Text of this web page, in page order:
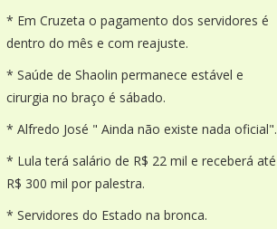
* Em Cruzeta o pagamento dos servidores é
dentro do mês e com reajuste.
* Saúde de Shaolin permanece estável e
cirurgia no braço é sábado.
* Alfredo José " Ainda não existe nada oficial".
* Lula terá salário de R$ 22 mil e receberá até
R$ 300 mil por palestra.
* Servidores do Estado na bronca.